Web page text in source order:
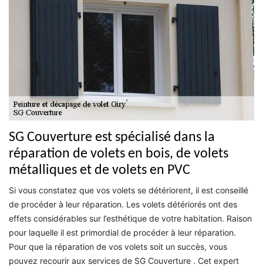
SG Couverture est spécialisé dans la
réparation de volets en bois, de volets
métalliques et de volets en PVC
Si vous constatez que vos volets se détériorent, il est conseillé
de procéder à leur réparation. Les volets détériorés ont des
effets considérables sur l’esthétique de votre habitation. Raison
pour laquelle il est primordial de procéder à leur réparation.
Pour que la réparation de vos volets soit un succès, vous
pouvez recourir aux services de SG Couverture . Cet expert